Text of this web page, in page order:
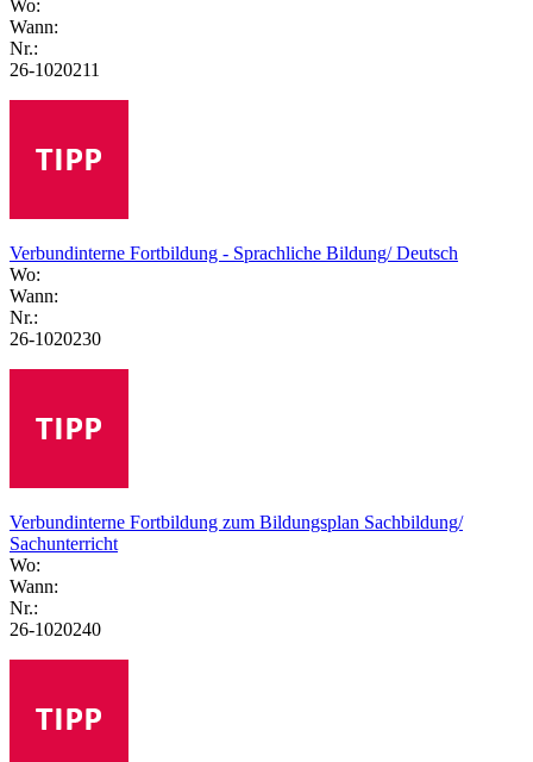
Wo:
Wann:
Nr.:
26-1020211
Verbundinterne Fortbildung - Sprachliche Bildung/ Deutsch
Wo:
Wann:
Nr.:
26-1020230
Verbundinterne Fortbildung zum Bildungsplan Sachbildung/
Sachunterricht
Wo:
Wann:
Nr.:
26-1020240